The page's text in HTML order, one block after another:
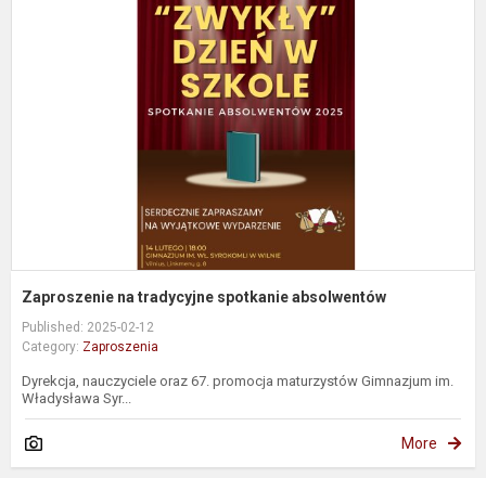
Zaproszenie na tradycyjne spotkanie absolwentów
Published: 2025-02-12
Category: Zaproszenia
Dyrekcja, nauczyciele oraz 67. promocja maturzystów Gimnazjum im.
Władysława Syr...
More